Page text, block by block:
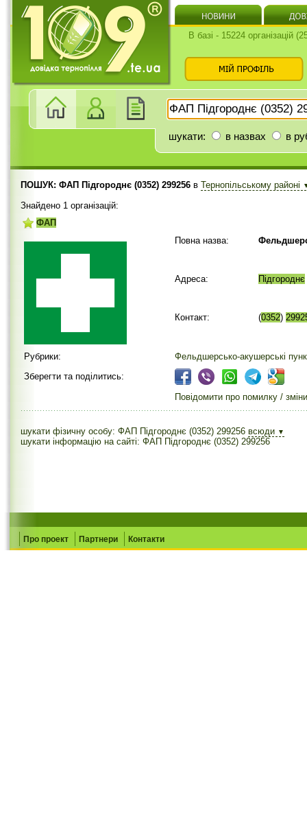
В базі - 15224 організацій
шукати: в назвах в
ПОШУК: ФАП Підгороднє (0352) 299256 в Тернопільському районі
Знайдено 1 організацій:
ФАП
Повна назва:
Адреса: Підгороднє
Контакт: (0352)
Рубрики:
Фельдшерсько-акушерські
Зберегти та поділитись:
Повідомити про помилку / зміни
шукати фізичну особу: ФАП Підгороднє (0352) 299256 всюди ▼
шукати інформацію на сайті: ФАП Підгороднє (0352) 299256
Про проект Партнери Контакти